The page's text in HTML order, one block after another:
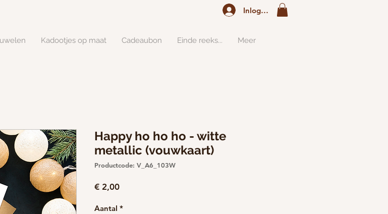
Inloggen
Kadootjes op maat Cadeaubon Einde reeks... Meer
Happy ho ho ho - witte
metallic (vouwkaart)
Productcode: V_A6_103W
€ 2,00Prijs
Aantal *